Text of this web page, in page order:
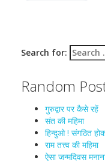
Search for:
Random
गुरुद्वार पर कैसे रहें
संत की महिमा
हिन्दुओ ! संगठित
राम तत्त्व की महिमा
ऐसा जन्मदिवस